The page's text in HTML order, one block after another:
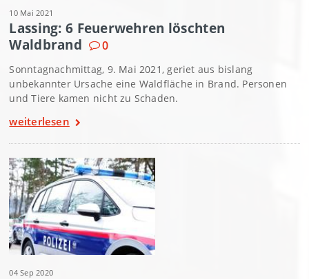
10 Mai 2021
Lassing: 6 Feuerwehren löschten
Waldbrand
0
Sonntagnachmittag, 9. Mai 2021, geriet aus bislang
unbekannter Ursache eine Waldfläche in Brand. Personen
und Tiere kamen nicht zu Schaden.
weiterlesen
04 Sep 2020